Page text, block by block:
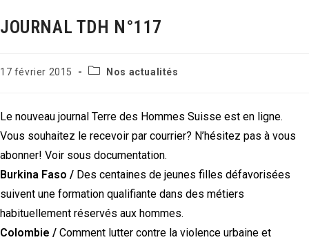
JOURNAL TDH N°117
Publication
17 février 2015
PostNos actualités
Le nouveau journal Terre des Hommes Suisse est en ligne.
Vous souhaitez le recevoir par courrier? N’hésitez pas à vous
abonner! Voir sous documentation.
Burkina Faso / Des centaines de jeunes filles défavorisées
suivent une formation qualifiante dans des métiers
habituellement réservés aux hommes.
Colombie / Comment lutter contre la violence urbaine et